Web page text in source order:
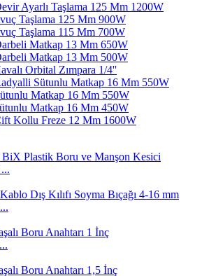
Ayarlı Taşlama 125 Mm 1200W
Taşlama 125 Mm 900W
Taşlama 115 Mm 700W
Matkap 13 Mm 650W
Matkap 13 Mm 500W
Orbital Zımpara 1/4''
Sütunlu Matkap 16 Mm 550W
Matkap 16 Mm 550W
Matkap 16 Mm 450W
Kollu Freze 12 Mm 1600W